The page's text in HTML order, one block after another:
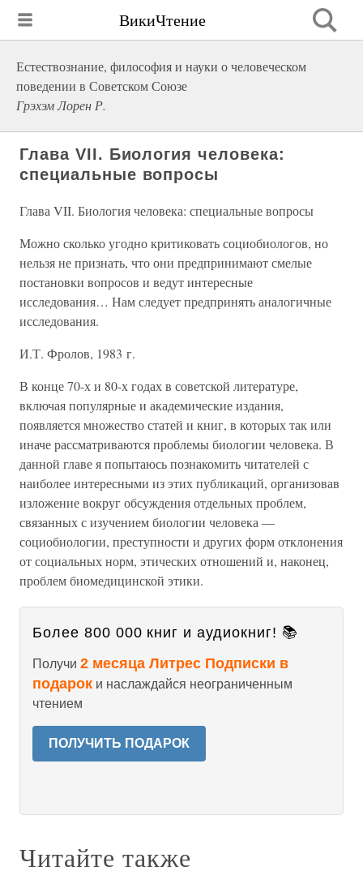
ВикиЧтение
Естествознание, философия и науки о человеческом
поведении в Советском Союзе
Грэхэм Лорен Р.
Глава VII. Биология человека:
специальные вопросы
Глава VII. Биология человека: специальные вопросы
Можно сколько угодно критиковать социобиологов, но
нельзя не признать, что они предпринимают смелые
постановки вопросов и ведут интересные
исследования… Нам следует предпринять аналогичные
исследования.
И.Т. Фролов, 1983 г.
В конце 70-х и 80-х годах в советской литературе,
включая популярные и академические издания,
появляется множество статей и книг, в которых так или
иначе рассматриваются проблемы биологии человека. В
данной главе я попытаюсь познакомить читателей с
наиболее интересными из этих публикаций, организовав
изложение вокруг обсуждения отдельных проблем,
связанных с изучением биологии человека —
социобиологии, преступности и других форм отклонения
от социальных норм, этических отношений и, наконец,
проблем биомедицинской этики.
Более 800 000 книг и аудиокниг! 📚
Получи 2 месяца Литрес Подписки в
подарок и наслаждайся неограниченным
чтением
ПОЛУЧИТЬ ПОДАРОК
Читайте также